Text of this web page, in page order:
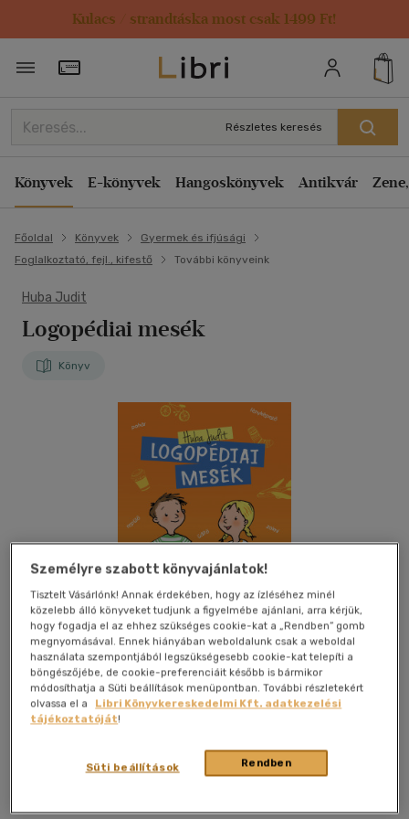
Kulacs / strandtáska most csak 1499 Ft!
Törzsvásárlói Kártya adatai
Részletes keresés
Könyvek E-könyvek Hangoskönyvek Antikvár
Főoldal Könyvek
Gyermek és ifjúsági
Foglalkoztató, fejl., kifestő
További könyveink
Huba Judit
Logopédiai mesék
Könyv
Csak online
Kívánságlistához adom
(2 vélemény)
Személyre szabott könyvajánlatok!
Tisztelt Vásárlónk! Annak érdekében, hogy az ízléséhez minél
közelebb álló könyveket tudjunk a figyelmébe ajánlani, arra kérjük,
hogy fogadja el az ehhez szükséges cookie-kat a „Rendben” gomb
megnyomásával. Ennek hiányában weboldalunk csak a weboldal
használata szempontjából legszükségesebb cookie-kat telepíti a
böngészőjébe, de cookie-preferenciáit később is bármikor
módosíthatja a Süti beállítások menüpontban. További részletekért
olvassa el a
Libri Könyvkereskedelmi Kft. adatkezelési
tájékoztatóját!
Rendben
Süti beállítások